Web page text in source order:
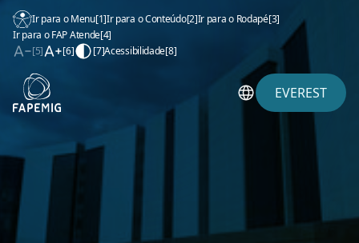
Ir para o Menu[1]Ir para o Conteúdo[2]Ir para o Rodapé[3]
Ir para o FAP Atende[4]
[5]
[6] [7]Acessibilidade[8]
EVEREST